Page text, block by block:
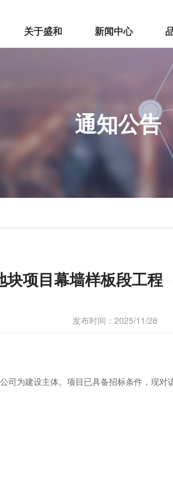
关于盛和 新闻中心
通知公告
块项目幕墙样板段工程
发布时间：2025/11/28
司 为建设主体。项目已具备招标条件，现对